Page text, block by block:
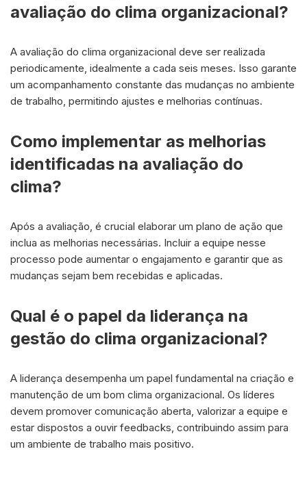
avaliação do clima organizacional?
A avaliação do clima organizacional deve ser realizada
periodicamente, idealmente a cada seis meses. Isso garante
um acompanhamento constante das mudanças no ambiente
de trabalho, permitindo ajustes e melhorias contínuas.
Como implementar as melhorias
identificadas na avaliação do
clima?
Após a avaliação, é crucial elaborar um plano de ação que
inclua as melhorias necessárias. Incluir a equipe nesse
processo pode aumentar o engajamento e garantir que as
mudanças sejam bem recebidas e aplicadas.
Qual é o papel da liderança na
gestão do clima organizacional?
A liderança desempenha um papel fundamental na criação e
manutenção de um bom clima organizacional. Os líderes
devem promover comunicação aberta, valorizar a equipe e
estar dispostos a ouvir feedbacks, contribuindo assim para
um ambiente de trabalho mais positivo.